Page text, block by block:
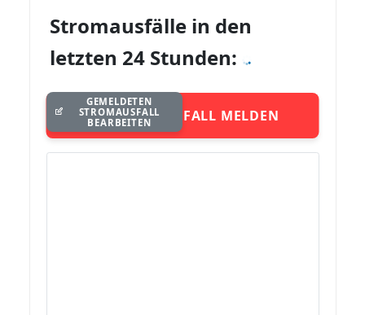
Stromausfälle in den
letzten 24 Stunden:
STROMAUSFALL MELDEN
GEMELDETEN
STROMAUSFALL
BEARBEITEN